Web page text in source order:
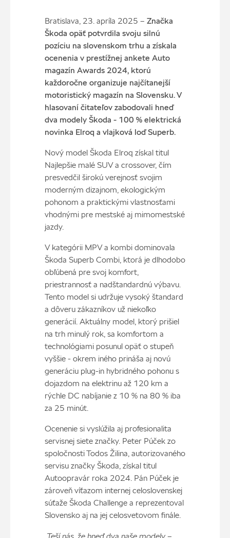
Bratislava, 23. apríla 2025 – Značka
Škoda opäť potvrdila svoju silnú
pozíciu na slovenskom trhu a získala
ocenenia v prestížnej ankete Auto
magazín Awards 2024, ktorú
každoročne organizuje najčítanejší
motoristický magazín na Slovensku. V
hlasovaní čitateľov zabodovali hneď
dva modely Škoda - 100 % elektrická
novinka Elroq a vlajková loď Superb.
Nový model Škoda Elroq získal titul
Najlepšie malé SUV a crossover, čím
presvedčil širokú verejnosť svojim
moderným dizajnom, ekologickým
pohonom a praktickými vlastnosťami
vhodnými pre mestské aj mimomestské
jazdy.
V kategórii MPV a kombi dominovala
Škoda Superb Combi, ktorá je dlhodobo
obľúbená pre svoj komfort,
priestrannosť a nadštandardnú výbavu.
Tento model si udržuje vysoký štandard
a dôveru zákazníkov už niekoľko
generácií. Aktuálny model, ktorý prišiel
na trh minulý rok, sa komfortom a
technológiami posunul opäť o stupeň
vyššie - okrem iného prináša aj novú
generáciu plug-in hybridného pohonu s
dojazdom na elektrinu až 120 km a
rýchle DC nabíjanie z 10 % na 80 % iba
za 25 minút.
Ocenenie si vyslúžila aj profesionalita
servisnej siete značky. Peter Púček zo
spoločnosti Todos Žilina, autorizovaného
servisu značky Škoda, získal titul
Autoopravár roka 2024. Pán Púček je
zároveň víťazom internej celoslovenskej
súťaže Škoda Challenge a reprezentoval
Slovensko aj na jej celosvetovom finále.
„Teší nás, že hneď dva naše modely –